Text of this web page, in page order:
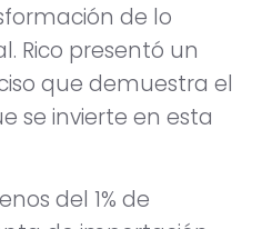
de lo
Rico presentó un
que demuestra el
se invierte en esta
del 1% de